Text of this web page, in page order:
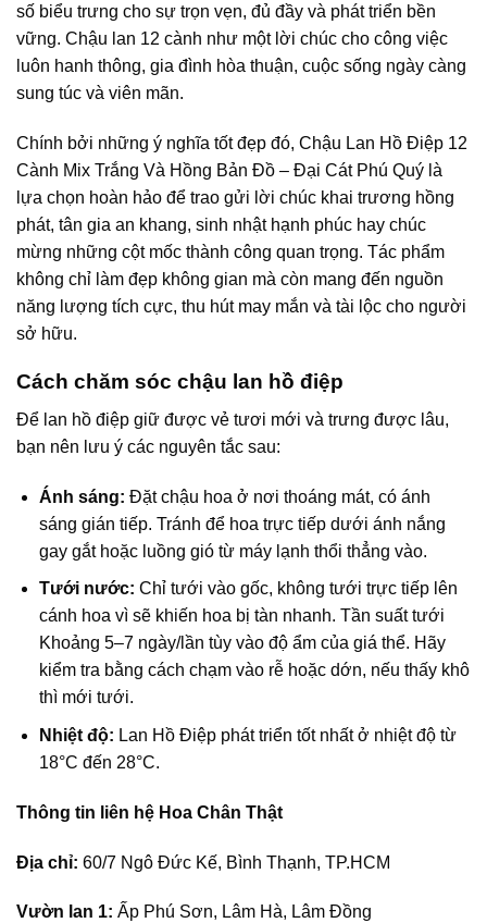
số biểu trưng cho sự trọn vẹn, đủ đầy và phát triển bền
vững. Chậu lan 12 cành như một lời chúc cho công việc
luôn hanh thông, gia đình hòa thuận, cuộc sống ngày càng
sung túc và viên mãn.
Chính bởi những ý nghĩa tốt đẹp đó, Chậu Lan Hồ Điệp 12
Cành Mix Trắng Và Hồng Bản Đồ – Đại Cát Phú Quý là
lựa chọn hoàn hảo để trao gửi lời chúc khai trương hồng
phát, tân gia an khang, sinh nhật hạnh phúc hay chúc
mừng những cột mốc thành công quan trọng. Tác phẩm
không chỉ làm đẹp không gian mà còn mang đến nguồn
năng lượng tích cực, thu hút may mắn và tài lộc cho người
sở hữu.
Cách chăm sóc chậu lan hồ điệp
Để lan hồ điệp giữ được vẻ tươi mới và trưng được lâu,
bạn nên lưu ý các nguyên tắc sau:
Ánh sáng: Đặt chậu hoa ở nơi thoáng mát, có ánh
sáng gián tiếp. Tránh để hoa trực tiếp dưới ánh nắng
gay gắt hoặc luồng gió từ máy lạnh thổi thẳng vào.
Tưới nước: Chỉ tưới vào gốc, không tưới trực tiếp lên
cánh hoa vì sẽ khiến hoa bị tàn nhanh. Tần suất tưới
Khoảng 5–7 ngày/lần tùy vào độ ẩm của giá thể. Hãy
kiểm tra bằng cách chạm vào rễ hoặc dớn, nếu thấy khô
thì mới tưới.
Nhiệt độ: Lan Hồ Điệp phát triển tốt nhất ở nhiệt độ từ
18°C đến 28°C.
Thông tin liên hệ Hoa Chân Thật
Địa chỉ: 60/7 Ngô Đức Kế, Bình Thạnh, TP.HCM
Vườn lan 1: Ấp Phú Sơn, Lâm Hà, Lâm Đồng